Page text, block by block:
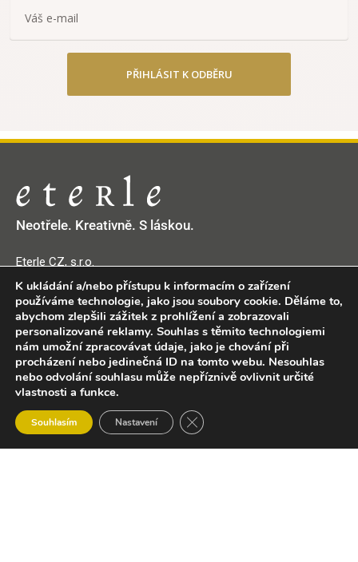
PŘIHLÁSIT K ODBĚRU
Neotřele. Kreativně. S láskou.
Eterle CZ, s.r.o.
IČO: 04543335
E-mail: info@eterle.cz
Telefon: +420 604 280 759
Showroom půjčovny: Libčická 1, 252 65 Tursko
Informace
Obchodní podmínky půjčovny
Jak nakupovat na eshopu
K ukládání a/nebo přístupu k informacím o zařízení
používáme technologie, jako jsou soubory cookie. Děláme to,
abychom zlepšili zážitek z prohlížení a zobrazovali
personalizované reklamy. Souhlas s těmito technologiemi
nám umožní zpracovávat údaje, jako je chování při
procházení nebo jedinečná ID na tomto webu. Nesouhlas
nebo odvolání souhlasu může nepříznivě ovlivnit určité
vlastnosti a funkce.
Souhlasím Nastavení Zavřít cookie lištu GDPR
FiltersWishlistKošíkMůj účet